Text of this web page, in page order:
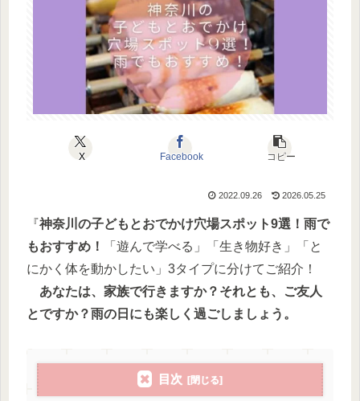
X Facebook コピー
2022.09.26 2026.05.25
『神奈川の子どもとおでかけ穴場スポット9選！雨で
もおすすめ！
「遊んで学べる」「生き物好き」「と
にかく体を動かしたい」3タイプに分けてご紹介！
あなたは、家族で行きますか？それとも、ご友人
とですか？雨の日にも楽しく過ごしましょう。
目次